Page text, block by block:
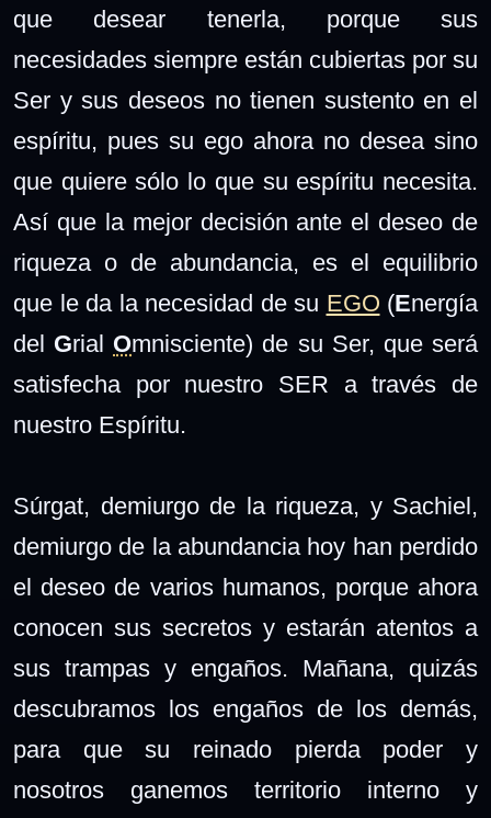
que desear tenerla, porque sus
necesidades siempre están cubiertas por su
Ser y sus deseos no tienen sustento en el
espíritu, pues su ego ahora no desea sino
que quiere sólo lo que su espíritu necesita.
Así que la mejor decisión ante el deseo de
riqueza o de abundancia, es el equilibrio
que le da la necesidad de su EGO (Energía
del Grial Omnisciente) de su Ser, que será
satisfecha por nuestro SER a través de
nuestro Espíritu.
Súrgat, demiurgo de la riqueza, y Sachiel,
demiurgo de la abundancia hoy han perdido
el deseo de varios humanos, porque ahora
conocen sus secretos y estarán atentos a
sus trampas y engaños. Mañana, quizás
descubramos los engaños de los demás,
para que su reinado pierda poder y
nosotros ganemos territorio interno y